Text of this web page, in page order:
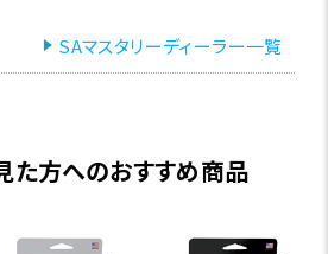
SAマスタリーディーラー一覧
た方へのおすすめ商品